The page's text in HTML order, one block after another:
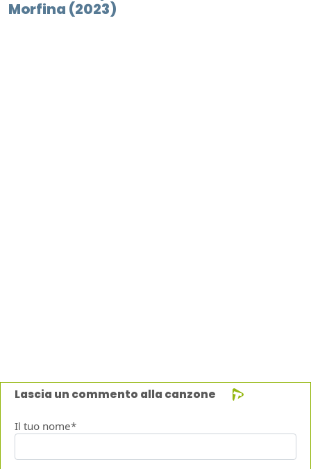
Morfina (2023)
Lascia un commento alla canzone
Il tuo nome*